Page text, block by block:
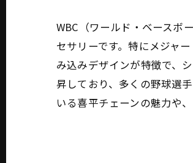
WBC（ワールド・ベースボ
セサリーです。特にメジャ
み込みデザインが特徴で、
昇しており、多くの野球選
いる喜平チェーンの魅力や